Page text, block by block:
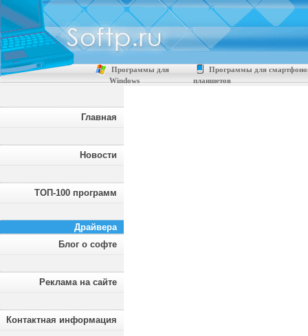
Программы для
Windows
Программы для
планшетов
Главная
Новости
ТОП-100 программ
Драйвера
Блог о софте
Реклама на сайте
Контактная информация